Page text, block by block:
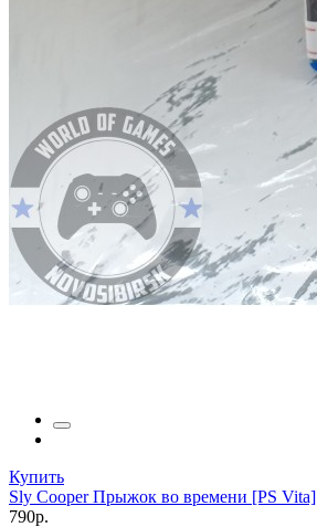
Купить
Sly Cooper Прыжок во времени [PS Vita]
790р.